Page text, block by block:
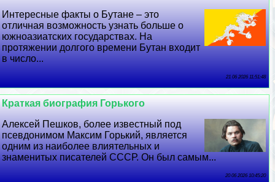
Интересные факты о Бутане – это
отличная возможность узнать больше о
южноазиатских государствах. На
протяжении долгого времени Бутан входит
в число...
21 06 2026 11:51:48
Краткая биография Горького
Алексей Пешков, более известный под
псевдонимом Максим Горький, является
одним из наиболее влиятельных и
знаменитых писателей СССР. Он был самым...
20 06 2026 10:45:20